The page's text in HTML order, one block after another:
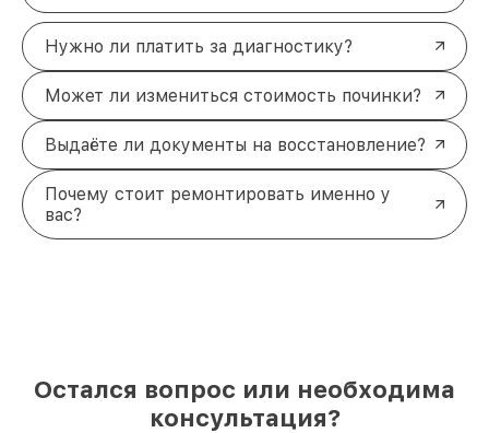
Нужно ли платить за диагностику?
Может ли измениться стоимость починки?
Выдаёте ли документы на восстановление?
Почему стоит ремонтировать именно у
вас?
Остался вопрос или необходима
консультация?